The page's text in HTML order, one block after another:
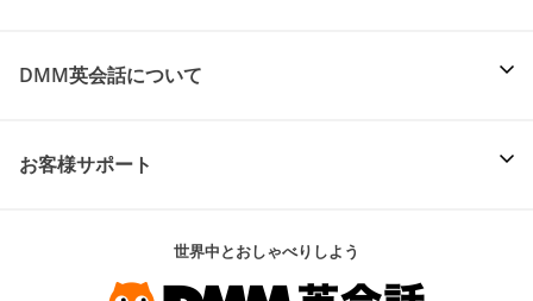
DMM英会話について
お客様サポート
世界中とおしゃべりしよう